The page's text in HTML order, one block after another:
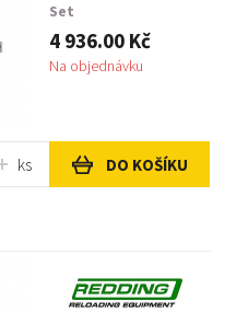
Set
4 936.00 Kč
Na objednávku
ks DO KOŠÍKU